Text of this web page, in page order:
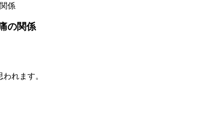
係
の関係
れます。